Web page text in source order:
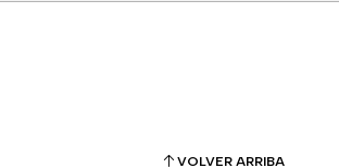
VOLVER ARRIBA